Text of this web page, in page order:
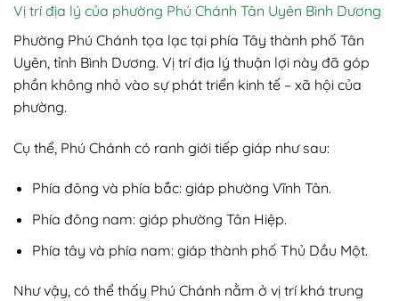
Vị trí địa lý của phường Phú Chánh Tân Uyên Bình Dương
Phường Phú Chánh tọa lạc tại phía Tây thành phố Tân
Uyên, tỉnh Bình Dương. Vị trí địa lý thuận lợi này đã góp
phần không nhỏ vào sự phát triển kinh tế – xã hội của
phường.
Cụ thể, Phú Chánh có ranh giới tiếp giáp như sau:
Phía đông và phía bắc: giáp phường Vĩnh Tân.
Phía đông nam: giáp phường Tân Hiệp.
Phía tây và phía nam: giáp thành phố Thủ Dầu Một.
Như vậy, có thể thấy Phú Chánh nằm ở vị trí khá trung